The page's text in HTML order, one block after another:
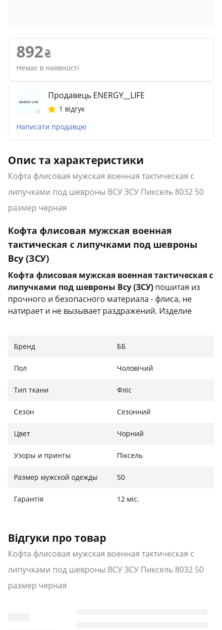
892
Немає в наявності
Продавець ENERGY__LIFE
1 відгук
Написати продавцю
Опис та характеристики
Кофта флисовая мужская военная тактическая с
липучками под шевроны ВСУ ЗСУ Пиксель 8032 50
размер черная
Кофта флисовая мужская военная
тактическая с липучками под шевроны
Всу (ЗСУ)
Кофта флисовая мужская военная тактическая с
липучками под шевроны Всу (ЗСУ) пошитая из
прочного и безопасного материала - флиса, не
натирает и не вызывает раздражений. Изделие
Тип: кофта тактическая
Материал: флис
Липучки под шевроны
размер
Украина
46 44-46 см
50
48-50 см
52
50-52 см 54 см
75 см
54
52-54 см 56 см
76 см
Бренд ББ
Пол Чоловічий
Тип ткани Фліс
Сезон Сезонний
Цвет Чорний
Узоры и принты Піксель
Размер мужской одежды 50
Гарантія 12 міс.
Відгуки про товар
Кофта флисовая мужская военная тактическая с
липучками под шевроны ВСУ ЗСУ Пиксель 8032 50
размер черная